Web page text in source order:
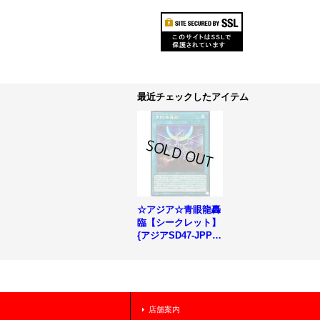
最近チェックしたアイテム
☆アジア☆青眼龍轟
臨【シークレット】
{アジアSD47-JPP0
店舗案内